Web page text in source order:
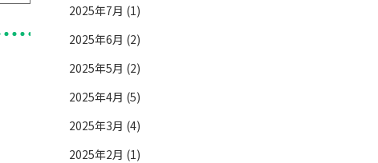
2025年7月 (1)
2025年6月 (2)
2025年5月 (2)
2025年4月 (5)
2025年3月 (4)
2025年2月 (1)